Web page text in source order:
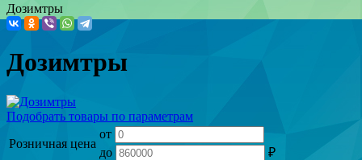
Дозимтры
Дозимтры
Подобрать товары по параметрам
Розничная цена
от
до
₽